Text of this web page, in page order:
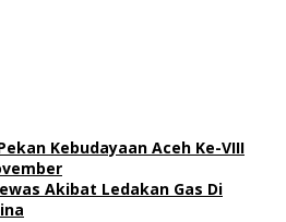
Kebudayaan Aceh Ke-VIII
Akibat Ledakan Gas Di